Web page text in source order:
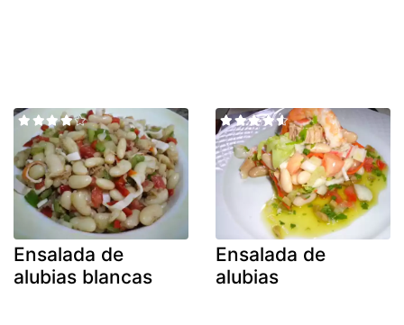
Ensalada de
alubias blancas
Ensalada de
alubias